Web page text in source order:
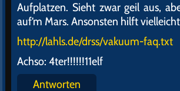
Aufplatzen. Sieht zwar geil aus,
auf’m Mars. Ansonsten hilft
http://lahls.de/drss/vakuum-faq.txt
Achso: 4ter!!!!!!11elf
Antworten